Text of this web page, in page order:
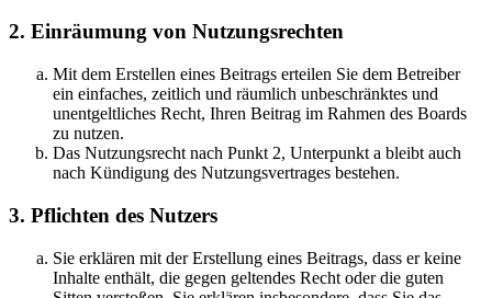
2. Einräumung von Nutzungsrechten
Mit dem Erstellen eines Beitrags erteilen Sie dem Betreiber
ein einfaches, zeitlich und räumlich unbeschränktes und
unentgeltliches Recht, Ihren Beitrag im Rahmen des Boards
zu nutzen.
Das Nutzungsrecht nach Punkt 2, Unterpunkt a bleibt auch
nach Kündigung des Nutzungsvertrages bestehen.
3. Pflichten des Nutzers
Sie erklären mit der Erstellung eines Beitrags, dass er keine
Inhalte enthält, die gegen geltendes Recht oder die guten